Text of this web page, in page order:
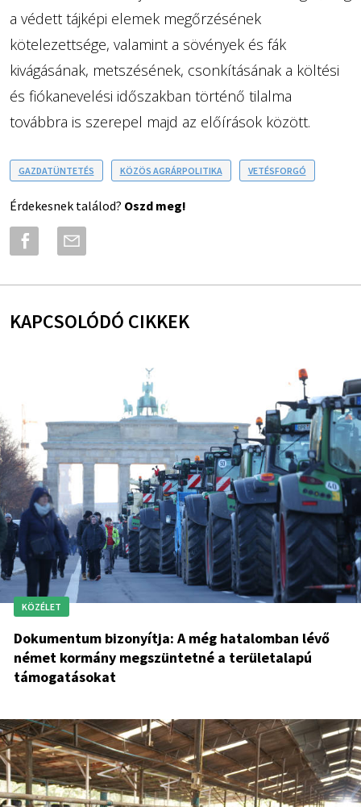
a védett tájképi elemek megőrzésének
kötelezettsége, valamint a sövények és fák
kivágásának, metszésének, csonkításának a költési
és fiókanevelési időszakban történő tilalma
továbbra is szerepel majd az előírások között.
GAZDATÜNTETÉS KÖZÖS AGRÁRPOLITIKA VETÉSFORGÓ
Érdekesnek találod? Oszd meg!
KAPCSOLÓDÓ CIKKEK
KÖZÉLET
Dokumentum bizonyítja: A még hatalomban lévő
német kormány megszüntetné a területalapú
támogatásokat